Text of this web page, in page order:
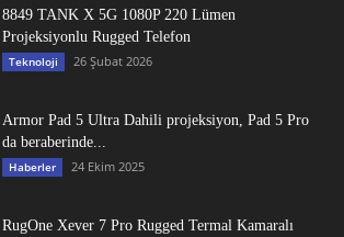
8849 TANK X 5G 1080P 220 Lümen
Projeksiyonlu Rugged Telefon
Teknoloji 26 Şubat 2026
Armor Pad 5 Ultra Dahili projeksiyon, Pad 5 Pro
da beraberinde...
Haberler 24 Ekim 2025
RugOne Xever 7 Pro Rugged Termal Kamaralı